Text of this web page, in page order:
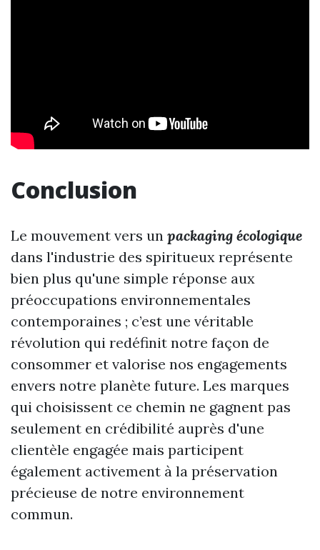
Conclusion
Le mouvement vers un packaging écologique
dans l'industrie des spiritueux représente
bien plus qu'une simple réponse aux
préoccupations environnementales
contemporaines ; c’est une véritable
révolution qui redéfinit notre façon de
consommer et valorise nos engagements
envers notre planète future. Les marques
qui choisissent ce chemin ne gagnent pas
seulement en crédibilité auprès d'une
clientèle engagée mais participent
également activement à la préservation
précieuse de notre environnement
commun.